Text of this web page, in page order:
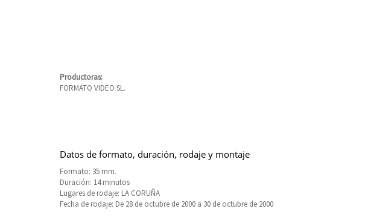
Productoras:
FORMATO VIDEO SL.
Datos de formato, duración, rodaje y montaje
Formato: 35 mm.
Duración: 14 minutos
Lugares de rodaje: LA CORUÑA
Fecha de rodaje: De 28 de octubre de 2000 a 30 de octubre de 2000